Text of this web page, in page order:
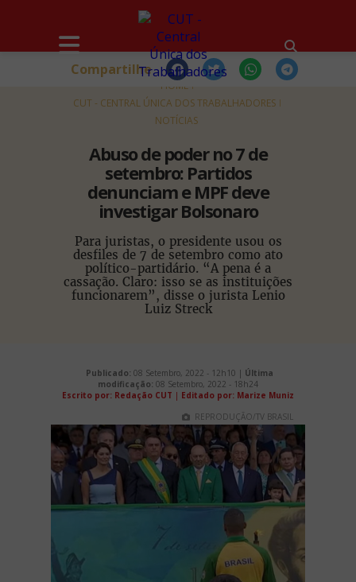
HOME
CUT - CENTRAL ÚNICA DOS TRABALHADORES
NOTÍCIAS
Abuso de poder no 7 de
setembro: Partidos
denunciam e MPF deve
investigar Bolsonaro
Para juristas, o presidente usou os
desfiles de 7 de setembro como ato
político-partidário. “A pena é a
cassação. Claro: isso se as instituições
funcionarem”, disse o jurista Lenio
Luiz Streck
Compartilhe
Publicado: 08 Setembro, 2022 - 12h10 | Última
modificação: 08 Setembro, 2022 - 18h24
Escrito por: Redação CUT | Editado por: Marize Muniz
REPRODUÇÃO/TV BRASIL